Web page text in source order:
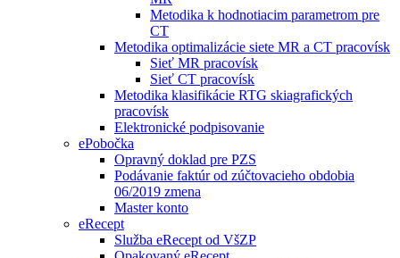
Metodika k hodnotiacim parametrom pre
CT
Metodika optimalizácie siete MR a CT pracovísk
Sieť MR pracovísk
Sieť CT pracovísk
Metodika klasifikácie RTG skiagrafických
pracovísk
Elektronické podpisovanie
ePobočka
Opravný doklad pre PZS
Podávanie faktúr od zúčtovacieho obdobia
06/2019 zmena
Master konto
eRecept
Služba eRecept od VšZP